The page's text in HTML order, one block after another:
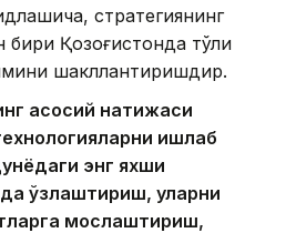
стратегиянинг
бири Қозоғистонда тўлиқ
шакллантиришдир.
асосий натижаси
ишлаб
энг яхши
ўзлаштириш, уларни
мослаштириш,